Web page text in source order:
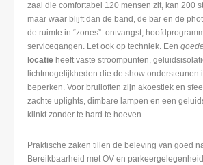
zaal die comfortabel 120 mensen zit, kan 200
maar waar blijft dan de band, de bar en de
de ruimte in “zones”: ontvangst,
servicegangen. Let ook op techniek. Een
locatie heeft vaste stroompunten,
lichtmogelijkheden die de show ondersteunen
beperken. Voor bruiloften zijn akoestiek en
zachte uplights, dimbare lampen en een
klinkt zonder te hard te hoeven.
Praktische zaken tillen de beleving van goed
Bereikbaarheid met OV en